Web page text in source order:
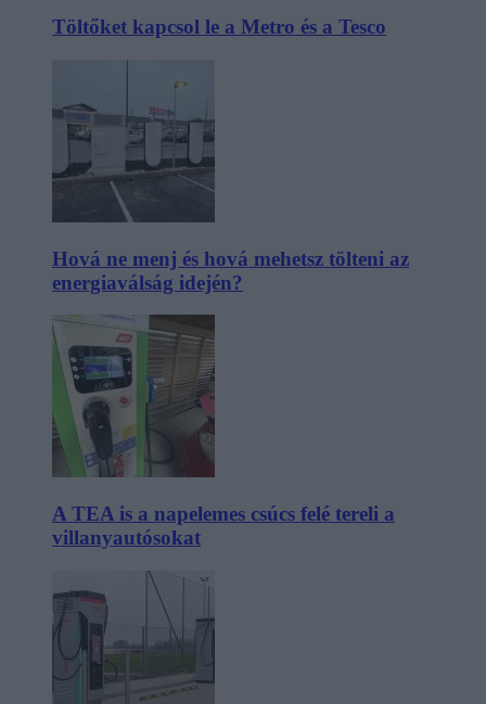
Töltőket kapcsol le a Metro és a Tesco
Hová ne menj és hová mehetsz tölteni az
energiaválság idején?
A TEA is a napelemes csúcs felé tereli a
villanyautósokat